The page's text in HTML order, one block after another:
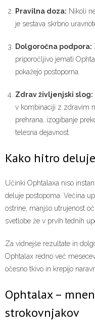
Pravilna doza: Nikoli
je sestava skrbno
Dolgoročna podpora:
priporočljivo jemati
pokažejo postopoma.
Zdrav življenjski slog:
v kombinaciji z zdravim
prehrana, izogibanje
telesna dejavnost.
Kako hitro
Učinki Ophtalaxa niso
deluje postopoma. Večina
ostrine, manjšo utrujenost
svetlobe že v prvih tednih
Za vidnejše rezultate in
Ophtalax redno več
očesno tkivo in krepijo
Ophtalax –
strokovnjakov